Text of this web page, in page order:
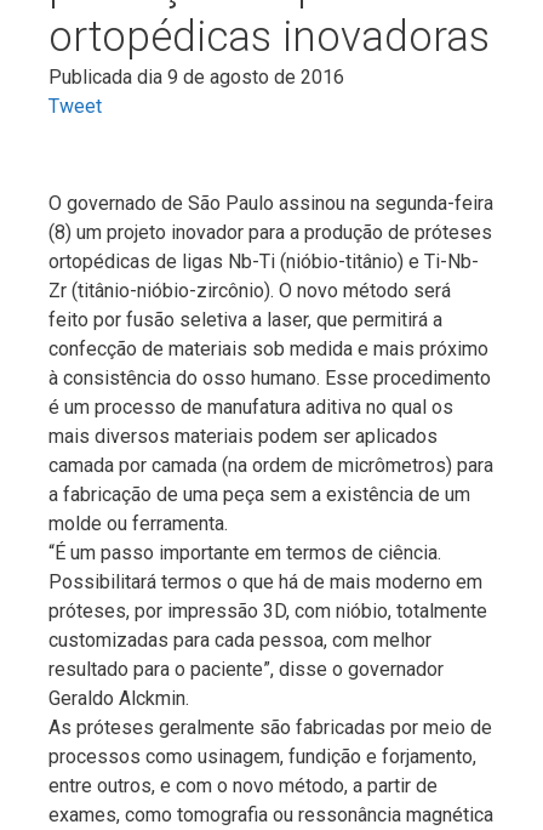
ortopédicas inovadoras
Publicada dia 9 de agosto de 2016
Tweet
O governado de São Paulo assinou na segunda-feira
(8) um projeto inovador para a produção de próteses
ortopédicas de ligas Nb-Ti (nióbio-titânio) e Ti-Nb-
Zr (titânio-nióbio-zircônio). O novo método será
feito por fusão seletiva a laser, que permitirá a
confecção de materiais sob medida e mais próximo
à consistência do osso humano. Esse procedimento
é um processo de manufatura aditiva no qual os
mais diversos materiais podem ser aplicados
camada por camada (na ordem de micrômetros) para
a fabricação de uma peça sem a existência de um
molde ou ferramenta.
“É um passo importante em termos de ciência.
Possibilitará termos o que há de mais moderno em
próteses, por impressão 3D, com nióbio, totalmente
customizadas para cada pessoa, com melhor
resultado para o paciente”, disse o governador
Geraldo Alckmin.
As próteses geralmente são fabricadas por meio de
processos como usinagem, fundição e forjamento,
entre outros, e com o novo método, a partir de
exames, como tomografia ou ressonância magnética